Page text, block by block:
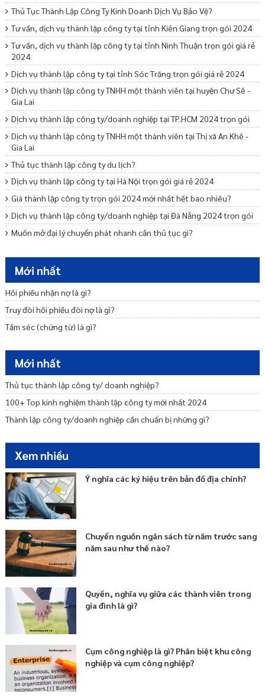
Thủ Tục Thành Lập Công Ty Kinh Doanh Dịch Vụ Bảo Vệ?
Tư vấn, dịch vụ thành lập công ty tại tỉnh Kiên Giang trọn gói 2024
Tư vấn, dịch vụ thành lập công ty tại tỉnh Ninh Thuận trọn gói giá rẻ
2024
Dịch vụ thành lập công ty tại tỉnh Sóc Trăng trọn gói giá rẻ 2024
Dịch vụ thành lập công ty TNHH một thành viên tại huyện Chư Sê -
Gia Lai
Dịch vụ thành lập công ty/doanh nghiệp tại TP.HCM 2024 trọn gói
Dịch vụ thành lập công ty TNHH một thành viên tại Thị xã An Khê -
Gia Lai
Thủ tục thành lập công ty du lịch?
Dịch vụ thành lập công ty tại Hà Nội trọn gói giá rẻ 2024
Giá thành lập công ty trọn gói 2024 mới nhất hết bao nhiêu?
Dịch vụ thành lập công ty/doanh nghiệp tại Đà Nẵng 2024 trọn gói
Muốn mở đại lý chuyển phát nhanh cần thủ tục gì?
Lệ phí đăng ký doanh nghiệp được quy định như thế nào?
Thủ tục mở chi nhánh công ty ở tỉnh khác?
Dịch vụ thành lập chi nhánh công ty 500k
Dịch vụ thành lập công ty TNHH một thành viên
Mới nhất
Hối phiếu nhận nợ là gì?
Truy đòi hối phiếu đòi nợ là gì?
Tấm séc (chứng từ) là gì?
Mới nhất
Thủ tục thành lập công ty/ doanh nghiệp?
100+ Top kinh nghiệm thành lập công ty mới nhất 2024
Thành lập công ty/doanh nghiệp cần chuẩn bị những gì?
Xem nhiều
Ý nghĩa các ký hiệu trên bản đồ địa chính?
Chuyển nguồn ngân sách từ năm trước sang
năm sau như thế nào?
Quyền, nghĩa vụ giữa các thành viên trong
gia đình là gì?
Cụm công nghiệp là gì? Phân biệt khu công
nghiệp và cụm công nghiệp?